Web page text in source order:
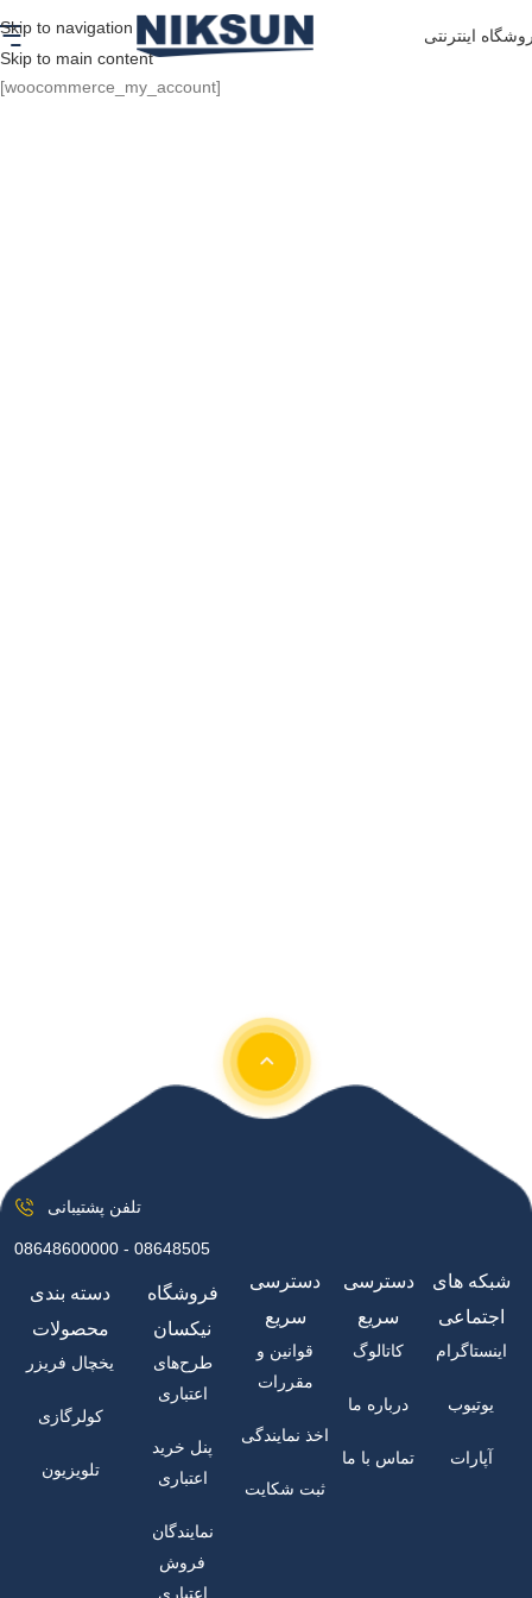
Skip to navigation
Skip to main content
اینترنتی
[woocommerce_my_account]
تلفن پشتیبانی
08648600000 - 08648505
دسته بندی
محصولات
یخچال فریزر
کولرگازی
تلویزیون
فروشگاه
نیکسان
طرح‌های
اعتباری
پنل خرید
اعتباری
نمایندگان
فروش
اعتباری
دسترسی
سریع
قوانین و
مقررات
اخذ نمایندگی
ثبت شکایت
دسترسی
سریع
کاتالوگ
درباره ما
تماس با ما
شبکه های
اجتماعی
اینستاگرام
یوتیوب
آپارات